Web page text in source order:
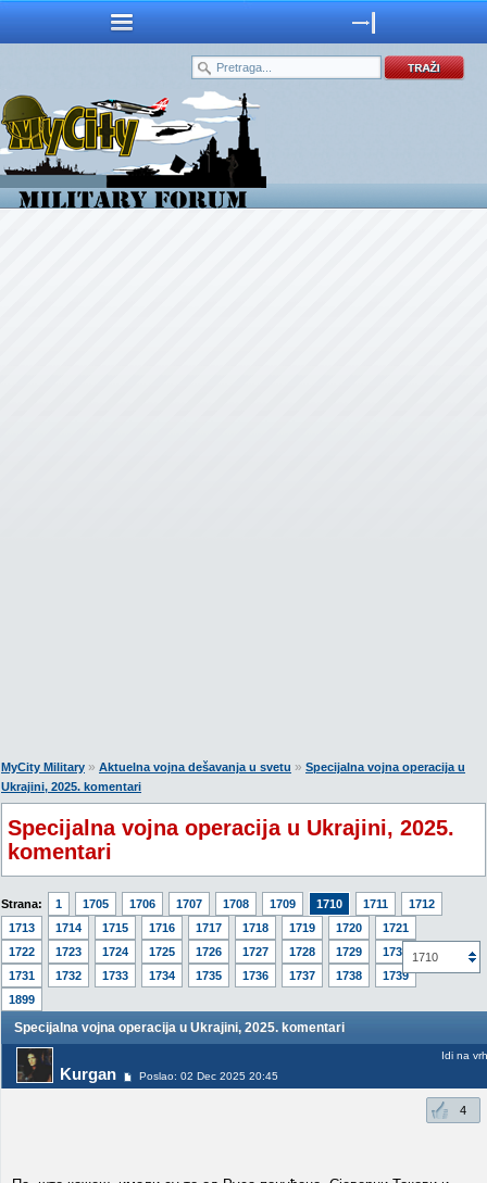
MyCity Military » Aktuelna vojna dešavanja u svetu » Specijalna vojna operacija u
Ukrajini, 2025. komentari
Specijalna vojna operacija u Ukrajini, 2025.
komentari
Strana: 1 1705 1706 1707 1708 1709 1710 1711
1712
1713
1714 1715 1716 1717 1718 1719 1720
1721
1722
1723 1724 1725 1726 1727 1728 1729
1730
1731
1732 1733 1734 1735 1736 1737 1738
1739
1899
1710
Specijalna vojna operacija u Ukrajini, 2025. komentari
Kurgan Poslao: 02 Dec 2025 20:45
Idi na vrh
4